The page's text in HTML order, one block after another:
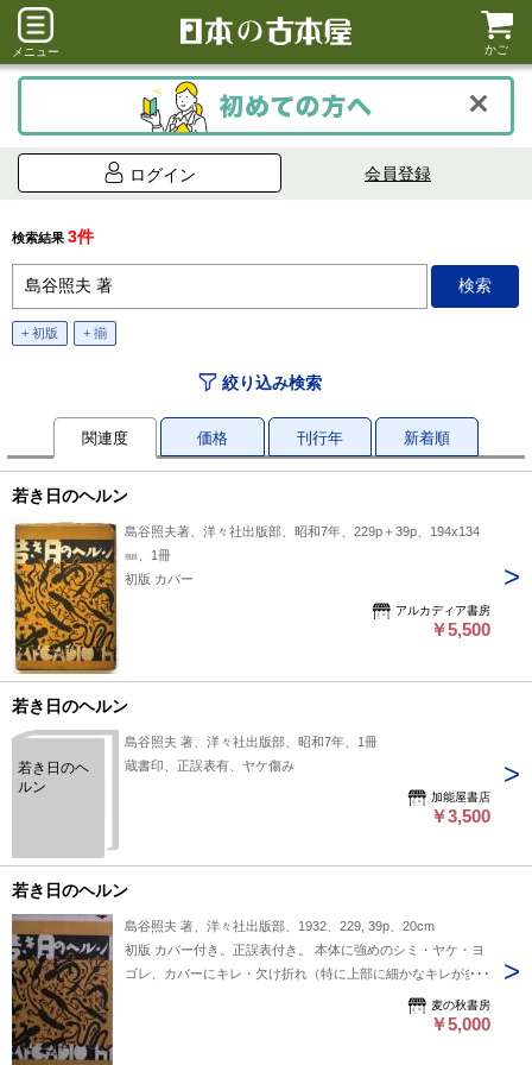
メニュー かご
ログイン 会員登録
検索結果 3件
+ 初版 + 揃
絞り込み検索
関連度 価格 刊行年 新着順
若き日のヘルン
島谷照夫著、洋々社出版部、昭和7年、229p＋39p、194x134
㎜、1冊
初版 カバー
アルカディア書房
￥5,500
若き日のヘルン
若き日のヘ
ルン
島谷照夫 著、洋々社出版部、昭和7年、1冊
蔵書印、正誤表有、ヤケ傷み
加能屋書店
￥3,500
若き日のヘルン
島谷照夫 著、洋々社出版部、1932、229, 39p、20cm
初版 カバー付き。正誤表付き。 本体に強めのシミ・ヤケ・ヨ
ゴレ、カバーにキレ・欠け折れ（特に上部に細かなキレが多く
あり多くあります）、カバーの裏側に強いシミ・ヤケ・ヨゴレ
があります。 ”自分は別にヘルンを理想化しようとするのでは
麦の秋書房
￥5,000